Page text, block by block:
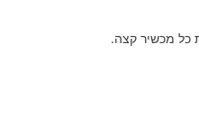
כל מכשיר קצה.